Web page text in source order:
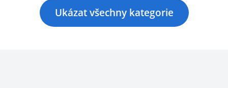
Ukázat všechny kategorie